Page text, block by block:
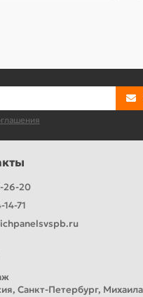
26-20
71
Санкт-Петербург,